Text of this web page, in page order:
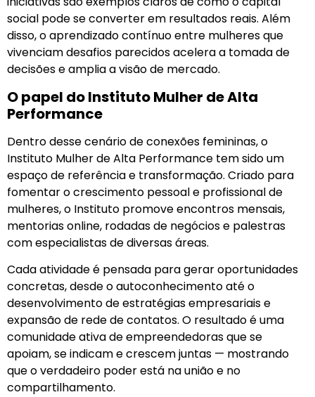
social pode se converter em resultados reais. Além
disso, o aprendizado contínuo entre mulheres que
vivenciam desafios parecidos acelera a tomada de
decisões e amplia a visão de mercado.
O papel do Instituto Mulher de Alta
Performance
Dentro desse cenário de conexões femininas, o
Instituto Mulher de Alta Performance tem sido um
espaço de referência e transformação. Criado para
fomentar o crescimento pessoal e profissional de
mulheres, o Instituto promove encontros mensais,
mentorias online, rodadas de negócios e palestras
com especialistas de diversas áreas.
Cada atividade é pensada para gerar oportunidades
concretas, desde o autoconhecimento até o
desenvolvimento de estratégias empresariais e
expansão de rede de contatos. O resultado é uma
comunidade ativa de empreendedoras que se
apoiam, se indicam e crescem juntas — mostrando
que o verdadeiro poder está na união e no
compartilhamento.